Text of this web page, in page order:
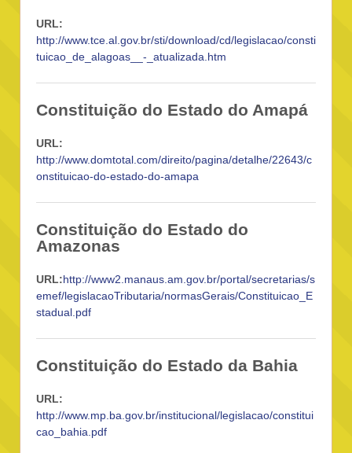
URL:
http://www.tce.al.gov.br/sti/download/cd/legislacao/consti
tuicao_de_alagoas__-_atualizada.htm
Constituição do Estado do Amapá
URL:
http://www.domtotal.com/direito/pagina/detalhe/22643/c
onstituicao-do-estado-do-amapa
Constituição do Estado do
Amazonas
URL:http://www2.manaus.am.gov.br/portal/secretarias/s
emef/legislacaoTributaria/normasGerais/Constituicao_E
stadual.pdf
Constituição do Estado da Bahia
URL:
http://www.mp.ba.gov.br/institucional/legislacao/constitui
cao_bahia.pdf